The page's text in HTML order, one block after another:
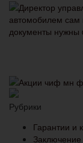
Рубрики
Гарантии и
Заключение